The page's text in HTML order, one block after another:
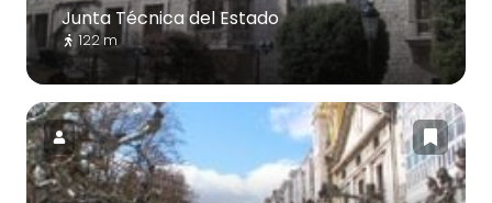
Junta Técnica del Estado
122 m